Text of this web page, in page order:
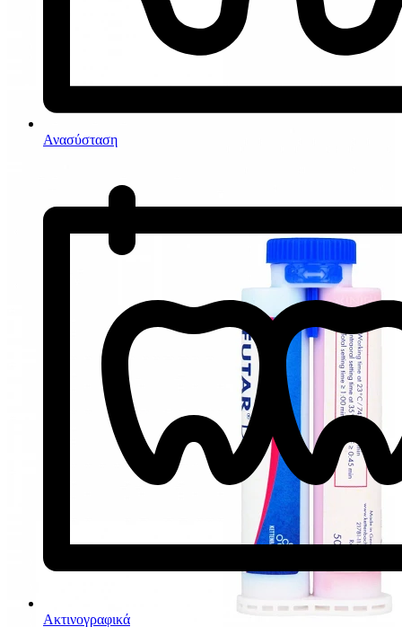
Ανασύσταση
Ακτινογραφικά